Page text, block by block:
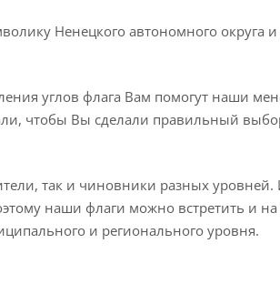
Ненецкого автономного округа
углов флага Вам помогут наши
чтобы Вы сделали правильный
так и чиновники разных
наши флаги можно встретить и на
и регионального уровня.